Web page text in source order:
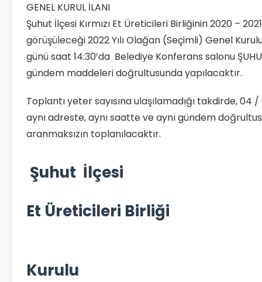
GENEL KURUL İLANI
Şuhut İlçesi Kırmızı Et Üreticileri Birliğinin 2020 –
görüşüleceği 2022 Yılı Olağan (Seçimli) Genel
günü saat 14:30’da Belediye Konferans salonu
gündem maddeleri doğrultusunda yapılacaktır.
Toplantı yeter sayısına ulaşılamadığı takdirde, 04
aynı adreste, aynı saatte ve aynı gündem
aranmaksızın toplanılacaktır.
Şuhut İlçesi
Et Üreticileri Birliği
Kurulu